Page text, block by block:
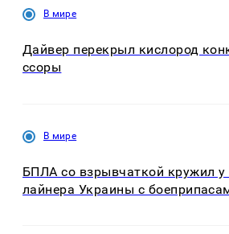
В мире
Дайвер перекрыл кислород
ссоры
В мире
БПЛА со взрывчаткой кружил у
лайнера Украины с